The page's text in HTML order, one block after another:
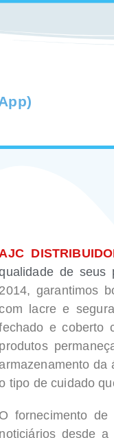
de seus
2014, garantimos
lacre e
e coberto
produtos
da
tipo de cuidado
O fornecimento
noticiários desde